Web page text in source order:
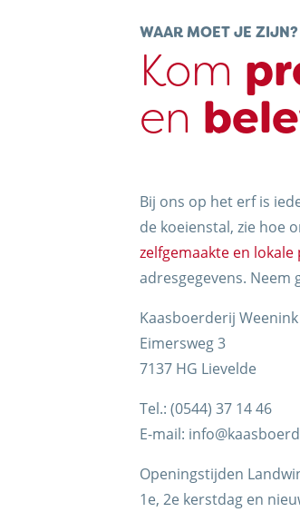
WAAR MOET JE ZIJN?
Kom
en
Bij ons op het erf is
de koeienstal, zie hoe
zelfgemaakte en
adresgegevens.
Kaasboerderij Weenink
Eimersweg 3
7137 HG Lievelde
Tel.: (0544) 37 14 46
E-mail:
Openingstijden
1e, 2e kerstdag en